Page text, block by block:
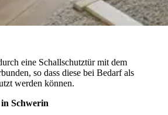
eine Schallschutztür mit dem
so dass diese bei Bedarf als
werden können.
Schwerin